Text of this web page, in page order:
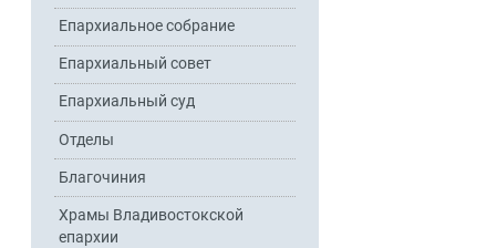
Епархиальное собрание
Епархиальный совет
Епархиальный суд
Отделы
Благочиния
Храмы Владивостокской
епархии